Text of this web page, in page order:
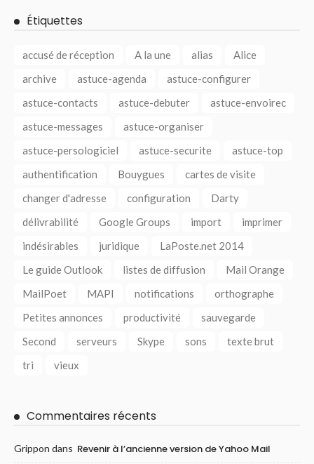
Étiquettes
accusé de réception A la une alias
Alice
archive
astuce-agenda
astuce-configurer
astuce-contacts
astuce-debuter
astuce-envoirec
astuce-messages
astuce-organiser
astuce-persologiciel
astuce-securite
astuce-top
authentification
Bouygues
cartes de visite
changer d'adresse
configuration
Darty
délivrabilité
Google Groups import
imprimer
indésirables
juridique
LaPoste.net 2014
Le guide Outlook
listes de diffusion
Mail Orange
MailPoet
MAPI notifications
orthographe
Petites annonces
productivité
sauvegarde
Second
serveurs Skype sons
texte brut
tri
vieux
Commentaires récents
Grippon dans Revenir à l’ancienne version de Yahoo Mail